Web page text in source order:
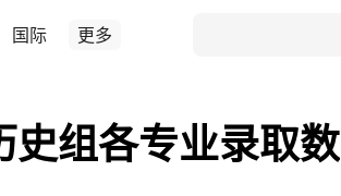
国际 更多
组各专业录取数